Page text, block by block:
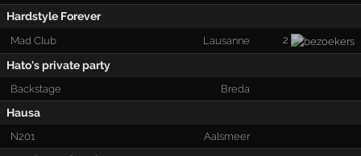
Hardstyle Forever
Mad Club Lausanne 2
Hato's private party
Backstage Breda
Hausa
N201 Aalsmeer